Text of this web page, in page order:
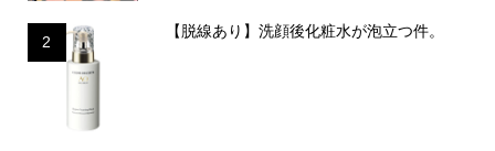
2
【脱線あり】洗顔後化粧水が泡立つ件。